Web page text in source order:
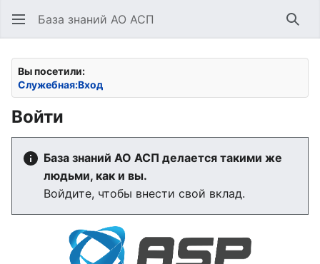
База знаний АО АСП
Вы посетили:
Служебная:Вход
Войти
База знаний АО АСП делается такими же
людьми, как и вы.
Войдите, чтобы внести свой вклад.